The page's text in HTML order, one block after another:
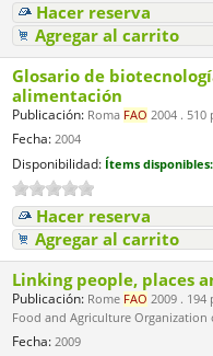
Hacer reserva
Agregar al carrito
Glosario de
alimentación
Publicación: Roma FAO 2004 . 510
Fecha: 2004
Disponibilidad: Ítems disponibles:
Hacer reserva
Agregar al carrito
Linking people, places
Publicación: Rome FAO 2009 .
Food and Agriculture
Fecha: 2009